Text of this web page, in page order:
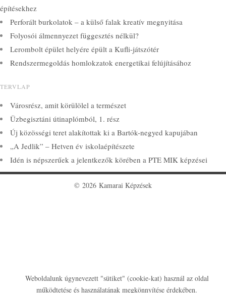
építésekhez
Perforált burkolatok – a külső falak kreatív megnyitása
Folyosói álmennyezet függesztés nélkül?
Lerombolt épület helyére épült a Kufli-játszótér
Rendszermegoldás homlokzatok energetikai felújításához
TERVLAP
Városrész, amit körülölel a természet
Üzbegisztáni útinaplómból, 1. rész
Új közösségi teret alakítottak ki a Bartók-negyed kapujában
„A Jedlik” – Hetven év iskolaépítészete
Idén is népszerűek a jelentkezők körében a PTE MIK képzései
Weboldalunk úgynevezett "sütiket" (cookie-kat) használ az oldal
működtetése és használatának megkönnyítése érdekében.
© 2026 Kamarai Képzések